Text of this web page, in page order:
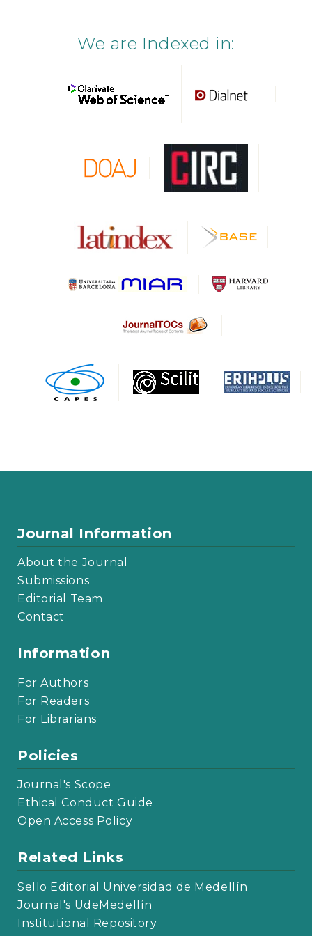
We are Indexed in:
Journal Information
About the Journal
Submissions
Editorial Team
Contact
Information
For Authors
For Readers
For Librarians
Policies
Journal's Scope
Ethical Conduct Guide
Open Access Policy
Related Links
Sello Editorial Universidad de Medellín
Journal's UdeMedellín
Institutional Repository